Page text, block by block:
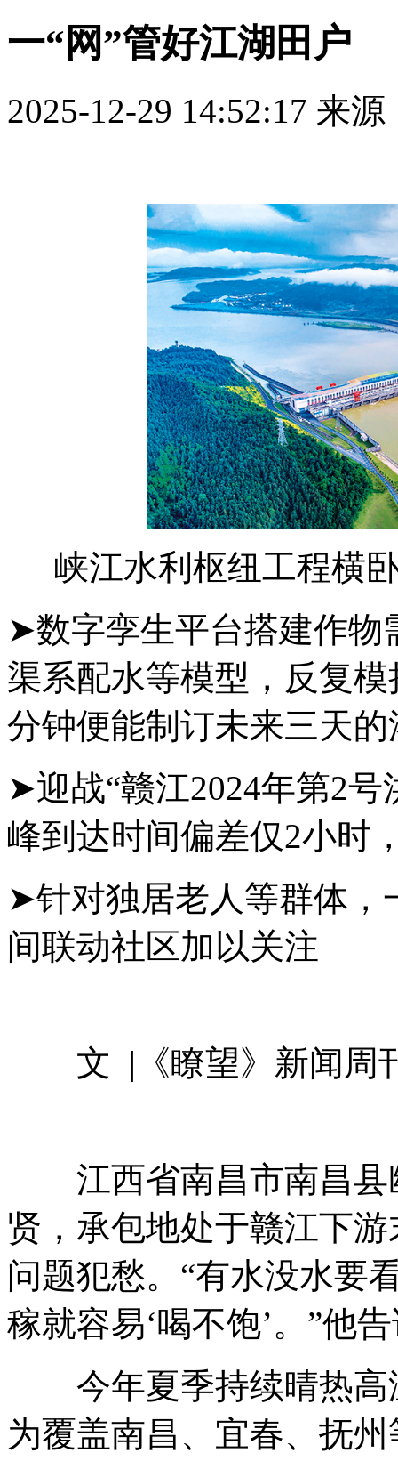
一“网”管好江湖田户
2025-12-29 14:52:17 来
峡江水利枢纽工程
➤数字孪生平台搭建作物
渠系配水等模型，反复
分钟便能制订未来三天
➤迎战“赣江2024年第2
峰到达时间偏差仅2小时
➤针对独居老人等群体，
间联动社区加以关注
文 |《瞭望》新闻周
江西省南昌市南昌县
贤，承包地处于赣江下
问题犯愁。“有水没水要
稼就容易‘喝不饱’。”他
今年夏季持续晴热高
为覆盖南昌、宜春、抚